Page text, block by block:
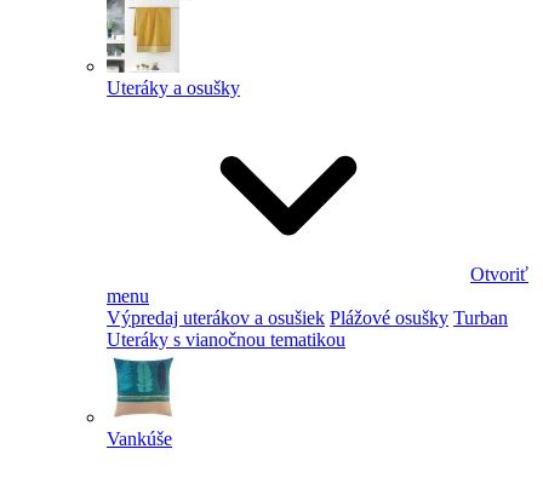
Uteráky a osušky
Otvoriť
menu
Výpredaj uterákov a osušiek Plážové osušky Turban
Uteráky s vianočnou tematikou
Vankúše